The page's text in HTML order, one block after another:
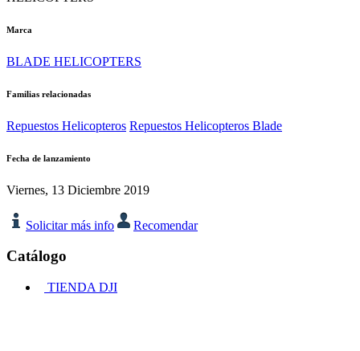
Marca
BLADE HELICOPTERS
Familias relacionadas
Repuestos Helicopteros Repuestos Helicopteros Blade
Fecha de lanzamiento
Viernes, 13 Diciembre 2019
Solicitar más info Recomendar
Catálogo
TIENDA DJI